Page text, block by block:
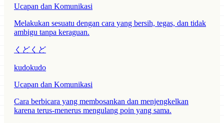
Ucapan dan Komunikasi
Melakukan sesuatu dengan cara yang bersih, tegas, dan tidak
ambigu tanpa keraguan.
くどくど
kudokudo
Ucapan dan Komunikasi
Cara berbicara yang membosankan dan menjengkelkan
karena terus-menerus mengulang poin yang sama.